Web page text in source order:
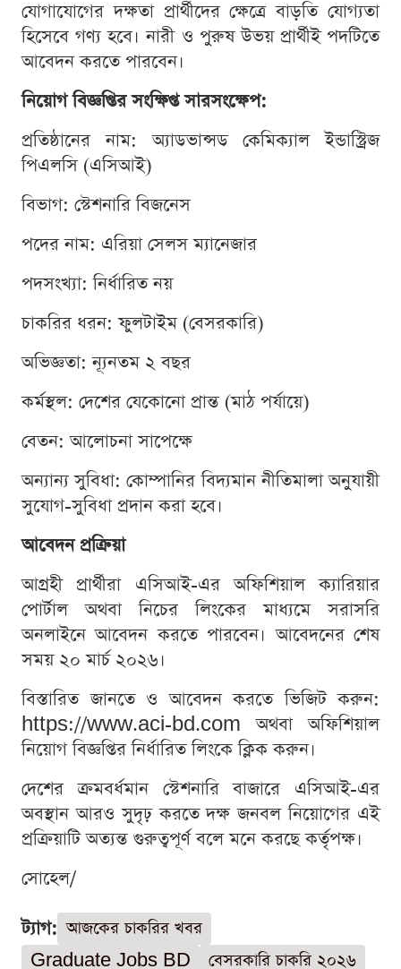
যোগাযোগের দক্ষতা প্রার্থীদের ক্ষেত্রে বাড়তি যোগ্যতা
হিসেবে গণ্য হবে। নারী ও পুরুষ উভয় প্রার্থীই পদটিতে
আবেদন করতে পারবেন।
নিয়োগ বিজ্ঞপ্তির সংক্ষিপ্ত সারসংক্ষেপ:
প্রতিষ্ঠানের নাম: অ্যাডভান্সড কেমিক্যাল ইন্ডাস্ট্রিজ
পিএলসি (এসিআই)
বিভাগ: স্টেশনারি বিজনেস
পদের নাম: এরিয়া সেলস ম্যানেজার
পদসংখ্যা: নির্ধারিত নয়
চাকরির ধরন: ফুলটাইম (বেসরকারি)
অভিজ্ঞতা: ন্যূনতম ২ বছর
কর্মস্থল: দেশের যেকোনো প্রান্ত (মাঠ পর্যায়ে)
বেতন: আলোচনা সাপেক্ষে
অন্যান্য সুবিধা: কোম্পানির বিদ্যমান নীতিমালা অনুযায়ী
সুযোগ-সুবিধা প্রদান করা হবে।
আবেদন প্রক্রিয়া
আগ্রহী প্রার্থীরা এসিআই-এর অফিশিয়াল ক্যারিয়ার
পোর্টাল অথবা নিচের লিংকের মাধ্যমে সরাসরি
অনলাইনে আবেদন করতে পারবেন। আবেদনের শেষ
সময় ২০ মার্চ ২০২৬।
বিস্তারিত জানতে ও আবেদন করতে ভিজিট করুন:
https://www.aci-bd.com অথবা অফিশিয়াল
নিয়োগ বিজ্ঞপ্তির নির্ধারিত লিংকে ক্লিক করুন।
দেশের ক্রমবর্ধমান স্টেশনারি বাজারে এসিআই-এর
অবস্থান আরও সুদৃঢ় করতে দক্ষ জনবল নিয়োগের এই
প্রক্রিয়াটি অত্যন্ত গুরুত্বপূর্ণ বলে মনে করছে কর্তৃপক্ষ।
সোহেল/
ট্যাগ: আজকের চাকরির খবর
Graduate Jobs BD
বেসরকারি চাকরি ২০২৬